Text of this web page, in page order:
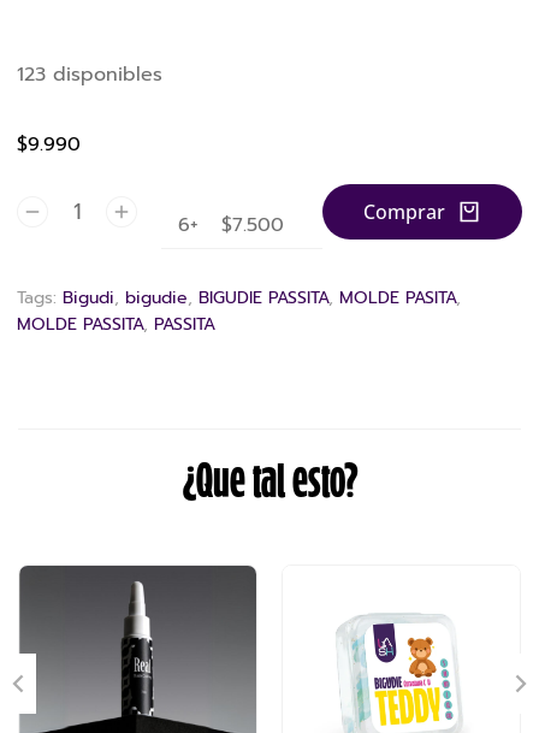
123 disponibles
$9.990
6+ $7.500 Comprar
Tags: Bigudi, bigudie, BIGUDIE PASSITA, MOLDE PASITA,
MOLDE PASSITA, PASSITA
¿Que tal esto?